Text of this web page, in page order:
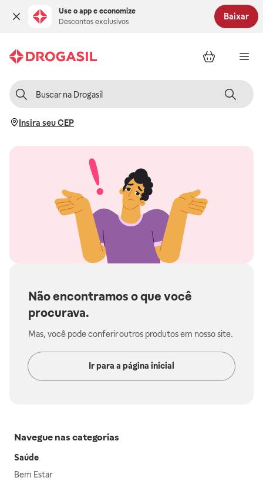
Use o app e economize
Descontos exclusivos
Baixar
Insira seu CEP
Não encontramos o que você
procurava.
Mas, você pode conferir outros produtos em nosso site.
Ir para a página inicial
Navegue nas categorias
Saúde
Bem Estar